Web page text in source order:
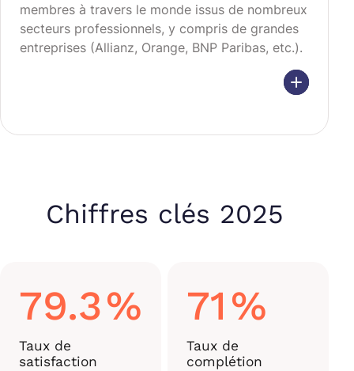
membres à travers le monde issus de nombreux
secteurs professionnels, y compris de grandes
entreprises (Allianz, Orange, BNP Paribas, etc.).
Chiffres clés 2025
79.3%
Taux de
satisfaction
71%
Taux de
complétion